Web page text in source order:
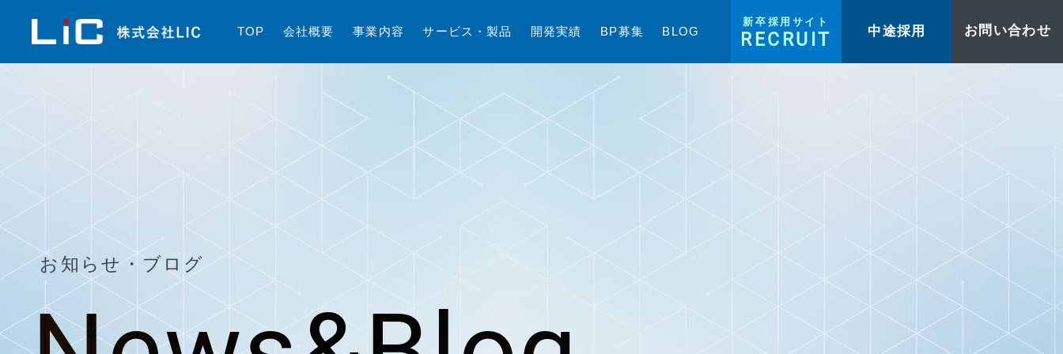
TOP 会社概要 事業 内容 サ ー ビス ・製品 開発実績 BP募集 BLOG
新卒採用サイト
RECRUIT 中途採用 お問い合わせ
お知らせ・ブログ